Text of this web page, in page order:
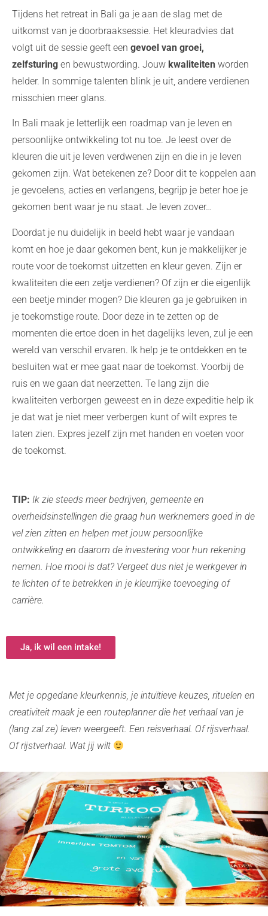
Tijdens het retreat in Bali ga je aan de slag met de
uitkomst van je doorbraaksessie. Het kleuradvies dat
volgt uit de sessie geeft een gevoel van groei,
zelfsturing en bewustwording. Jouw kwaliteiten worden
helder. In sommige talenten blink je uit, andere verdienen
misschien meer glans.
In Bali maak je letterlijk een roadmap van je leven en
persoonlijke ontwikkeling tot nu toe. Je leest over de
kleuren die uit je leven verdwenen zijn en die in je leven
gekomen zijn. Wat betekenen ze? Door dit te koppelen aan
je gevoelens, acties en verlangens, begrijp je beter hoe je
gekomen bent waar je nu staat. Je leven zover…
Doordat je nu duidelijk in beeld hebt waar je vandaan
komt en hoe je daar gekomen bent, kun je makkelijker je
route voor de toekomst uitzetten en kleur geven. Zijn er
kwaliteiten die een zetje verdienen? Of zijn er die eigenlijk
een beetje minder mogen? Die kleuren ga je gebruiken in
je toekomstige route. Door deze in te zetten op de
momenten die ertoe doen in het dagelijks leven, zul je een
wereld van verschil ervaren. Ik help je te ontdekken en te
besluiten wat er mee gaat naar de toekomst. Voorbij de
ruis en we gaan dat neerzetten. Te lang zijn die
kwaliteiten verborgen geweest en in deze expeditie help ik
je dat wat je niet meer verbergen kunt of wilt expres te
laten zien. Expres jezelf zijn met handen en voeten voor
de toekomst.
TIP: Ik zie steeds meer bedrijven, gemeente en
overheidsinstellingen die graag hun werknemers goed in de
vel zien zitten en helpen met jouw persoonlijke
ontwikkeling en daarom de investering voor hun rekening
nemen. Hoe mooi is dat? Vergeet dus niet je werkgever in
te lichten of te betrekken in je kleurrijke toevoeging of
carrière.
Ja, ik wil een intake!
Met je opgedane kleurkennis, je intuïtieve keuzes, rituelen en
creativiteit maak je een routeplanner die het verhaal van je
(lang zal ze) leven weergeeft. Een reisverhaal. Of rijsverhaal.
Of rijstverhaal. Wat jij wilt